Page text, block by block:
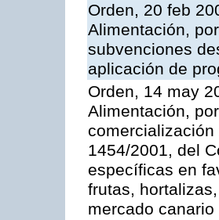
Orden, 20 feb
Alimentación,
subvenciones
aplicación de
Orden, 14 may
Alimentación,
comercialización
1454/2001, del
específicas en
frutas,
mercado canario